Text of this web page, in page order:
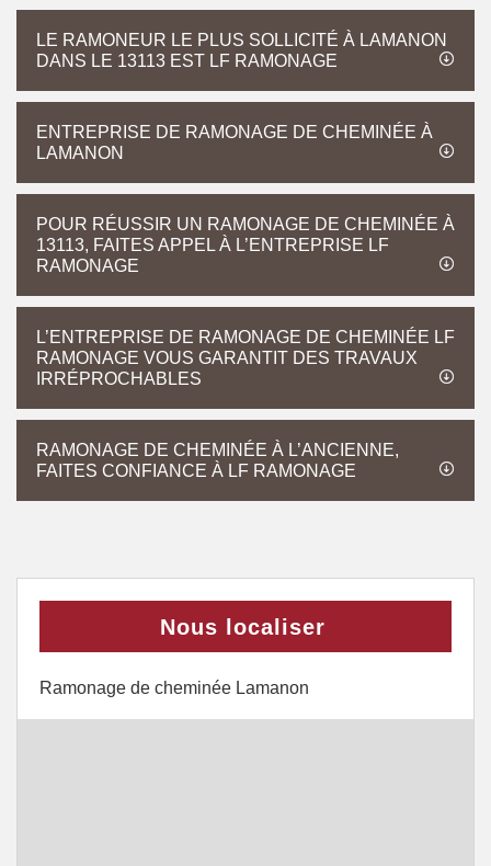
LE RAMONEUR LE PLUS SOLLICITÉ À LAMANON
DANS LE 13113 EST LF RAMONAGE
ENTREPRISE DE RAMONAGE DE CHEMINÉE À
LAMANON
POUR RÉUSSIR UN RAMONAGE DE CHEMINÉE À
13113, FAITES APPEL À L’ENTREPRISE LF
RAMONAGE
L’ENTREPRISE DE RAMONAGE DE CHEMINÉE LF
RAMONAGE VOUS GARANTIT DES TRAVAUX
IRRÉPROCHABLES
RAMONAGE DE CHEMINÉE À L’ANCIENNE,
FAITES CONFIANCE À LF RAMONAGE
Nous localiser
Ramonage de cheminée Lamanon